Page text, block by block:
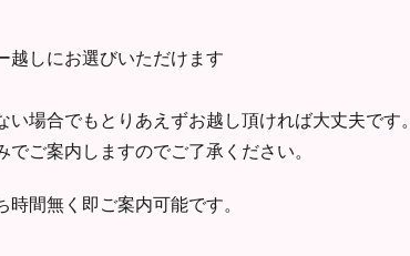
越しにお選びいただけます
場合でもとりあえずお越し頂ければ大丈夫です。
ご案内しますのでご了承ください。
時間無く即ご案内可能です。